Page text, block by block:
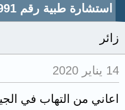
استشارة طبية رقم 1991
زائر
14 يناير 2020
اعاني من التهاب في